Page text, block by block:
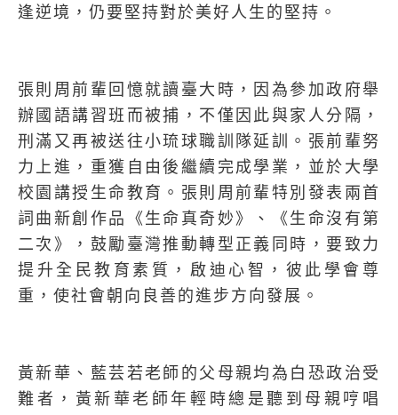
逢逆境，仍要堅持對於美好人生的堅持。
張則周前輩回憶就讀臺大時，因為參加政府舉
辦國語講習班而被捕，不僅因此與家人分隔，
刑滿又再被送往小琉球職訓隊延訓。張前輩努
力上進，重獲自由後繼續完成學業，並於大學
校園講授生命教育。張則周前輩特別發表兩首
詞曲新創作品《生命真奇妙》、《生命沒有第
二次》，鼓勵臺灣推動轉型正義同時，要致力
提升全民教育素質，啟迪心智，彼此學會尊
重，使社會朝向良善的進步方向發展。
黃新華、藍芸若老師的父母親均為白恐政治受
難者，黃新華老師年輕時總是聽到母親哼唱